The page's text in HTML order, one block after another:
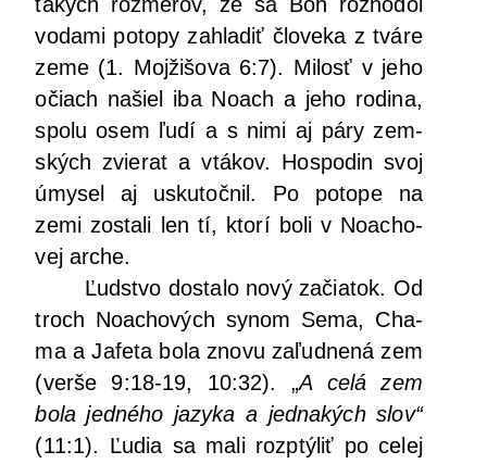
voda­mi poto­py zahla­diť člo­ve­ka z tvá­re
zeme (1. Moj­ži­šo­va 6:7). Milosť v jeho
očiach našiel iba Noach a jeho rodi­na,
spo­lu osem ľudí a s nimi aj páry zem­
ských zvie­rat a vtá­kov. Hos­po­din svoj
úmy­sel aj usku­toč­nil. Po poto­pe na
zemi zosta­li len tí, kto­rí boli v Noacho­
vej arche.
Ľud­stvo dosta­lo nový začia­tok. Od
troch Noacho­vých synom Sema, Cha­
ma a Jafe­ta bola zno­vu zaľud­ne­ná zem
(ver­še 9:18-19, 10:32). „A celá zem
bola jed­né­ho jazy­ka a jed­na­kých slov“
(11:1). Ľudia sa mali rozp­tý­liť po celej